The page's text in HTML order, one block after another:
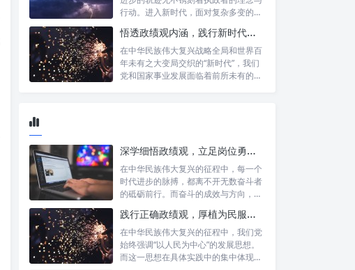
行动。进入新时代，面对复杂多变的国
悟透政绩观内涵，践行新时代使命：书写高质量发展的时代答卷
在中华民族伟大复兴战略全局和世界百
年未有之大变局交织的“新时代”，我们
党和国家事业发展面临着前所未有的机
深学细悟政绩观，立足岗位勇争先：新时代奋斗者的思想指引与实践航标
在中华民族伟大复兴的征程中，每一个
时代进步的脉搏，都离不开无数奋斗者
的砥砺前行。而奋斗的成效与方向，又
践行正确政绩观，厚植为民服务根基：迈向高质量发展的根本遵循
在中华民族伟大复兴的征程中，我们党
始终强调“以人民为中心”的发展思想。
而这一思想在具体实践中的集中体现，